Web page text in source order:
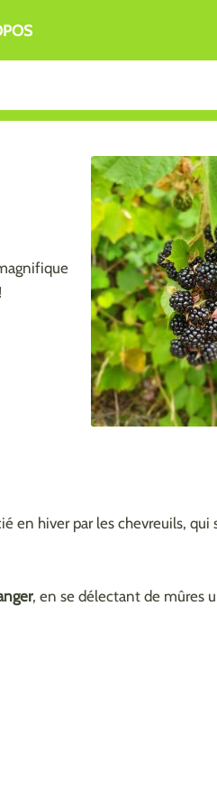
en hiver par les chevreuils, qui
, en se délectant de mûres